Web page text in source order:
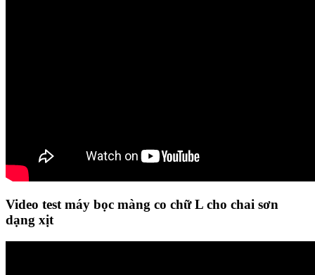
Video testmáy bọc màng co chữ L cho chai sơn
dạng xịt